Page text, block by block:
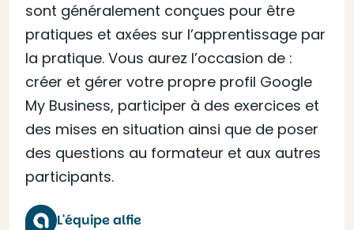
sont généralement conçues pour être
pratiques et axées sur l’apprentissage par
la pratique. Vous aurez l’occasion de :
créer et gérer votre propre profil Google
My Business, participer à des exercices et
des mises en situation ainsi que de poser
des questions au formateur et aux autres
participants.
L'équipe alfie